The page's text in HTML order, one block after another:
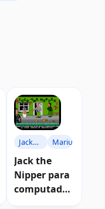
Jack
the
Nipper
Mariuszw
Jack the
Nipper para
computador